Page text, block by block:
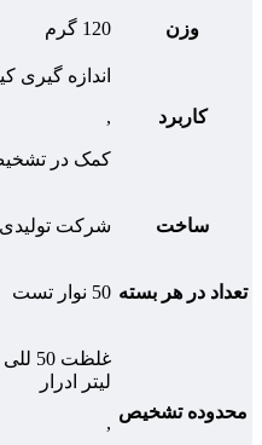
وزن 120 گرم
کاربرد
اندازه گيری
,
کمک در
ساخت شرکت تولیدی
تعداد در هر بسته 50 نوار تست
محدوده تشخیص
لیتر ادرار
,